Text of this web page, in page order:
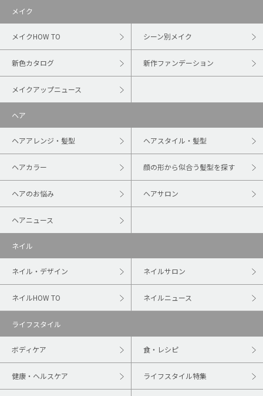
メイク
メイクHOW TO シーン別メイク
新色カタログ 新作ファンデーション
メイクアップニュース
ヘア
ヘアアレンジ・髪型 ヘアスタイル・髪型
ヘアカラー 顔の形から似合う髪型を探す
ヘアのお悩み ヘアサロン
ヘアニュース
ネイル
ネイル・デザイン ネイルサロン
ネイルHOW TO ネイルニュース
ライフスタイル
ボディケア 食・レシピ
健康・ヘルスケア ライフスタイル特集